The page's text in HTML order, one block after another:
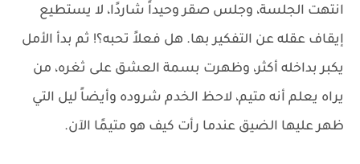
انتهت الجلسة، وجلس صقر وحيداً شاردًا، لا يستطيع
إيقاف عقله عن التفكير بها. هل فعلاً تحبه؟! ثم بدأ الأمل
يكبر بداخله أكثر، وظهرت بسمة العشق على ثغره، من
يراه يعلم أنه متيم، لاحظ الخدم شروده وأيضاً ليل التي
ظهر عليها الضيق عندما رأت كيف هو متيمًا الآن.